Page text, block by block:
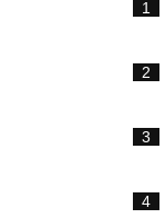
1
2
3
4